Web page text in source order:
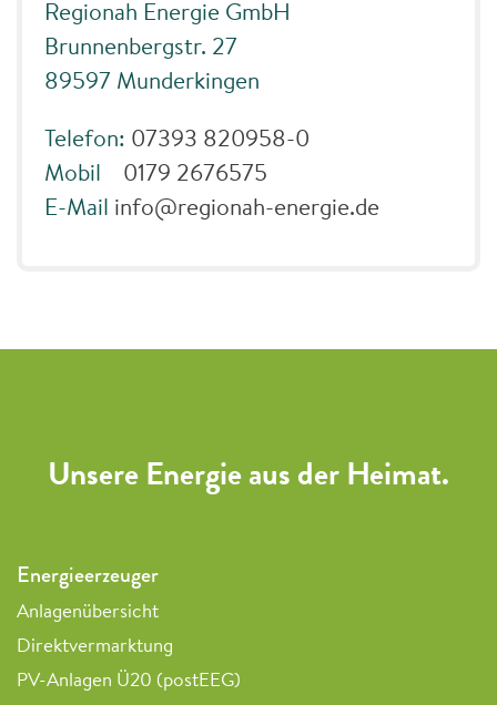
Regionah Energie GmbH
Brunnenbergstr. 27
89597 Munderkingen
Telefon: 07393 820958-0
Mobil 0179 2676575
E-Mail info@regionah-energie.de
Unsere Energie aus der Heimat.
Energieerzeuger
Anlagenübersicht
Direktvermarktung
PV-Anlagen Ü20 (postEEG)